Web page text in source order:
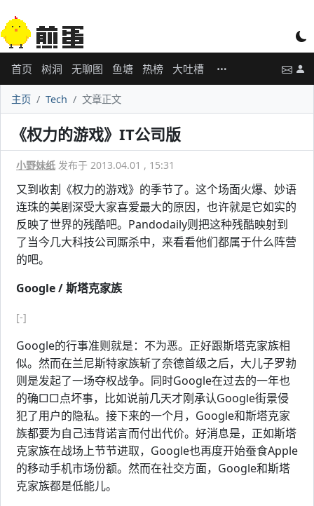
首页 树洞 无聊图 鱼塘 热榜 大吐槽
主页 Tech 文章正文
《权力的游戏》IT公司版
小野妹纸 发布于 2013.04.01 , 15:31
又到收割《权力的游戏》的季节了。这个场面火爆、妙语
连珠的美剧深受大家喜爱最大的原因，也许就是它如实的
反映了世界的残酷吧。Pandodaily则把这种残酷映射到
了当今几大科技公司厮杀中，来看看他们都属于什么阵营
的吧。
Google / 斯塔克家族
[-]
Google的行事准则就是：不为恶。正好跟斯塔克家族相
似。然而在兰尼斯特家族斩了奈德首级之后，大儿子罗勃
则是发起了一场夺权战争。同时Google在过去的一年也
的确□□点坏事，比如说前几天才刚承认Google街景侵
犯了用户的隐私。接下来的一个月，Google和斯塔克家
族都要为自己违背诺言而付出代价。好消息是，正如斯塔
克家族在战场上节节进取，Google也再度开始蚕食Apple
的移动手机市场份额。然而在社交方面，Google和斯塔
克家族都是低能儿。